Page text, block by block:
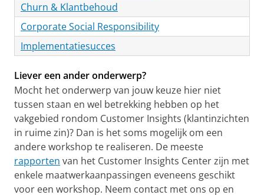
Churn & Klantbehoud
Corporate Social Responsibility
Implementatiesucces
Liever een ander onderwerp?
Mocht het onderwerp van jouw keuze hier niet
tussen staan en wel betrekking hebben op het
vakgebied rondom Customer Insights (klantinzichten
in ruime zin)? Dan is het soms mogelijk om een
andere workshop te realiseren. De meeste
rapporten van het Customer Insights Center zijn met
enkele maatwerkaanpassingen eveneens geschikt
voor een workshop. Neem contact met ons op en